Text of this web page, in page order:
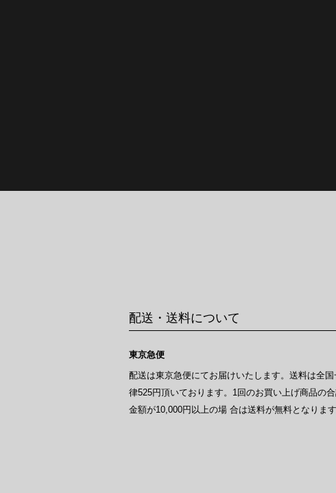
配送・送料について
東京急便
配送は東京急便にてお届けいたします。送料は全国
律525円頂いております。1回のお買い上げ商品の
金額が10,000円以上の場 合は送料が無料となります